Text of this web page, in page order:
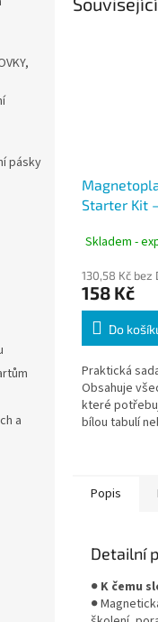
pásky
a
Starter Kit
Skladem -
130,58 Kč bez
158 Kč
Do
Praktická
Obsahuje
které
bílou tabulí
Popis
Detailní
● K čemu
●